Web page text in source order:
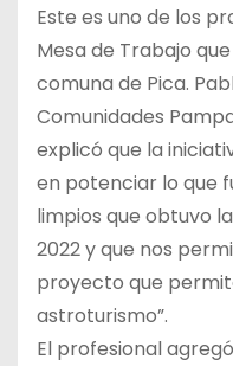
Este es uno de los
Mesa de Trabajo
comuna de Pica.
Comunidades
explicó que la
en potenciar lo que
limpios que obtuvo
2022 y que nos
proyecto que
astroturismo”.
El profesional